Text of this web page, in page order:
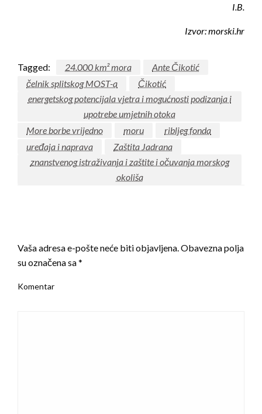
I.B.
Izvor: morski.hr
Tagged: 24.000 km² mora
Ante Čikotić
čelnik splitskog MOST-a
Čikotić
energetskog potencijala vjetra i mogućnosti podizanja i
upotrebe umjetnih otoka
More borbe vrijedno
moru
ribljeg fonda
uređaja i naprava
Zaštita Jadrana
znanstvenog istraživanja i zaštite i očuvanja morskog
okoliša
Vaša adresa e-pošte neće biti objavljena.Obavezna polja
su označena sa*
Komentar